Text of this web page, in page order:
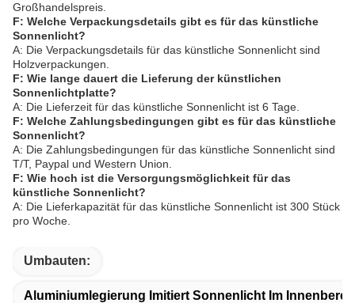
Großhandelspreis.
F: Welche Verpackungsdetails gibt es für das künstliche
Sonnenlicht?
A: Die Verpackungsdetails für das künstliche Sonnenlicht sind
Holzverpackungen.
F: Wie lange dauert die Lieferung der künstlichen
Sonnenlichtplatte?
A: Die Lieferzeit für das künstliche Sonnenlicht ist 6 Tage.
F: Welche Zahlungsbedingungen gibt es für das künstliche
Sonnenlicht?
A: Die Zahlungsbedingungen für das künstliche Sonnenlicht sind
T/T, Paypal und Western Union.
F: Wie hoch ist die Versorgungsmöglichkeit für das
künstliche Sonnenlicht?
A: Die Lieferkapazität für das künstliche Sonnenlicht ist 300 Stück
pro Woche.
Umbauten:
Aluminiumlegierung Imitiert Sonnenlicht Im